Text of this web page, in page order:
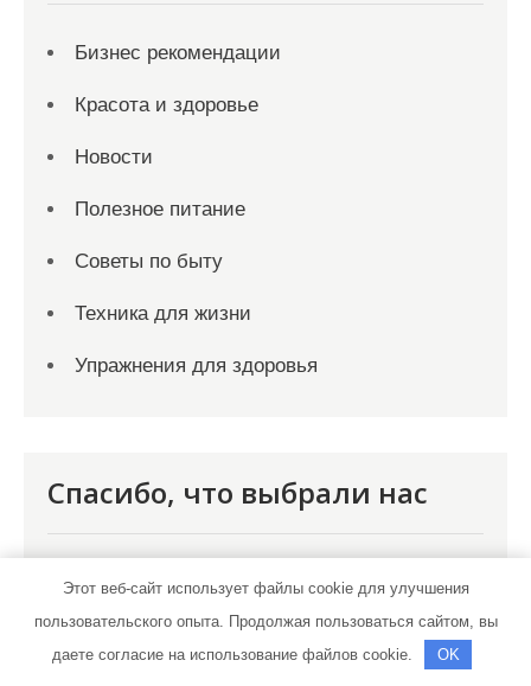
Бизнес рекомендации
Красота и здоровье
Новости
Полезное питание
Советы по быту
Техника для жизни
Упражнения для здоровья
Спасибо, что выбрали нас
Этот веб-сайт использует файлы cookie для улучшения
пользовательского опыта. Продолжая пользоваться сайтом, вы
даете согласие на использование файлов cookie.
OK